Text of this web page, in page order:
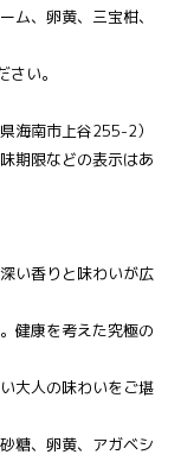
ム、卵黄、三宝柑、
い。
海南市上谷255-2）
期限などの表示はあ
い香りと味わいが広
健康を考えた究極の
大人の味わいをご堪
糖、卵黄、アガベシ